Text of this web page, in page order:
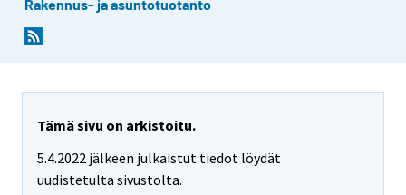
Rakennus- ja asuntotuotanto
Tämä sivu on arkistoitu.
5.4.2022 jälkeen julkaistut tiedot löydät
uudistetulta sivustolta.